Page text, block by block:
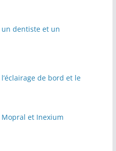
dentiste et un
de bord et le
et Inexium